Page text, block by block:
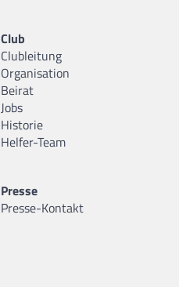
Club
Clubleitung
Organisation
Beirat
Jobs
Historie
Helfer-Team
Presse
Presse-Kontakt